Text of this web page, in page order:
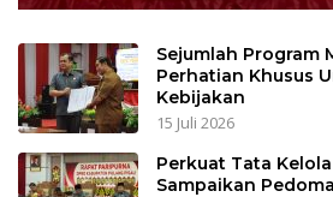
Sejumlah Program
Perhatian Khusus
Kebijakan
15 Juli 2026
Perkuat Tata
Sampaikan